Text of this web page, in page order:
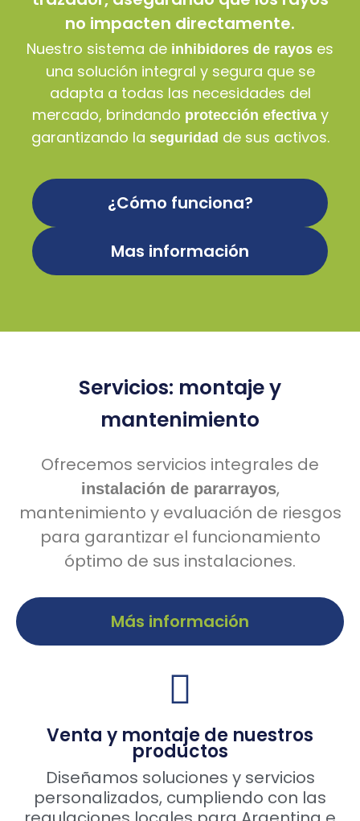
no impacten directamente.
Nuestro sistema de inhibidores de rayos es
una solución integral y segura que se
adapta a todas las necesidades del
mercado, brindando protección efectivay
garantizando la seguridad de sus activos.
¿Cómo funciona?
Mas información
Servicios: montaje y
mantenimiento
Ofrecemos servicios integrales de
instalación de pararrayos,
mantenimiento y evaluación de riesgos
para garantizar el funcionamiento
óptimo de sus instalaciones.
Más información
Venta y montaje de nuestros
productos
Diseñamos soluciones y servicios
personalizados, cumpliendo con las